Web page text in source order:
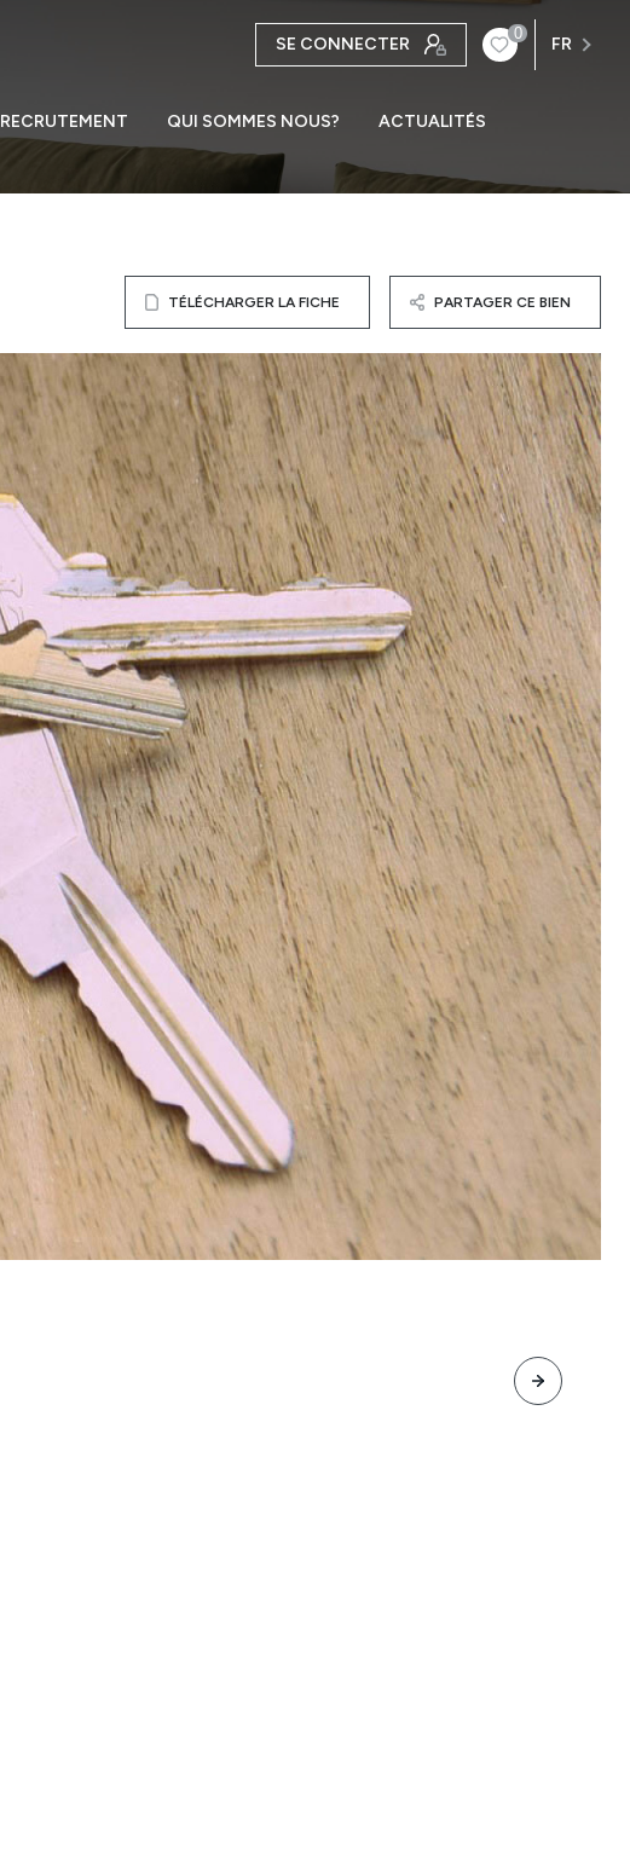
SE CONNECTER
0
FR
RECRUTEMENT QUI SOMMES NOUS? ACTUALITÉS
TÉLÉCHARGER LA FICHE PARTAGER CE BIEN